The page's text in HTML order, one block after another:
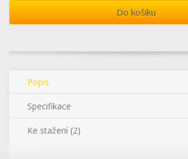
Do košíku
Popis
Specifikace
Ke stažení (2)